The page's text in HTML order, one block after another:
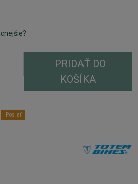
PRIDAŤ DO
KOŠÍKA
Poslať